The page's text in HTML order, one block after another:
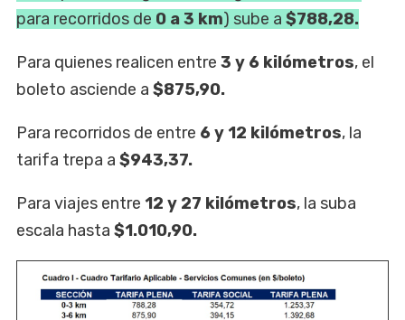
para recorridos de 0 a 3 km) sube a $788,28.
Para quienes realicen entre 3 y 6 kilómetros, el
boleto asciende a $875,90.
Para recorridos de entre 6 y 12 kilómetros, la
tarifa trepa a $943,37.
Para viajes entre 12 y 27 kilómetros, la suba
escala hasta $1.010,90.